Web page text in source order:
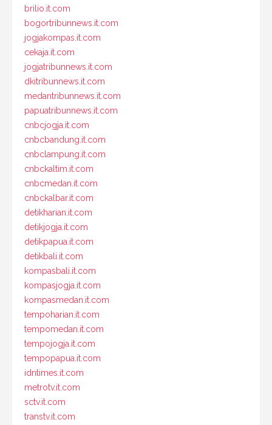
brilio.it.com
bogortribunnews.it.com
jogjakompas.it.com
cekaja.it.com
jogjatribunnews.it.com
dkitribunnews.it.com
medantribunnews.it.com
papuatribunnews.it.com
cnbcjogja.it.com
cnbcbandung.it.com
cnbclampung.it.com
cnbckaltim.it.com
cnbcmedan.it.com
cnbckalbar.it.com
detikharian.it.com
detikjogja.it.com
detikpapua.it.com
detikbali.it.com
kompasbali.it.com
kompasjogja.it.com
kompasmedan.it.com
tempoharian.it.com
tempomedan.it.com
tempojogja.it.com
tempopapua.it.com
idntimes.it.com
metrotv.it.com
sctv.it.com
transtv.it.com